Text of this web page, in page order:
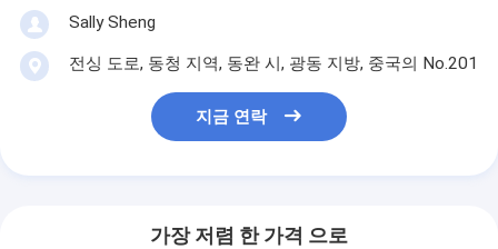
Sally Sheng
전싱 도로, 동청 지역, 동완 시, 광동 지방, 중국의 No.201
지금 연락
가장 저렴 한 가격 으로